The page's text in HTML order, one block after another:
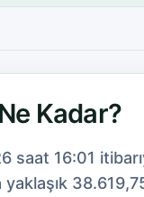
Kadar?
saat 16:01
yaklaşık